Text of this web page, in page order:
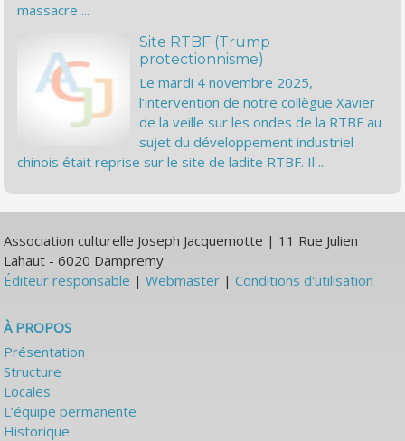
massacre ...
Site RTBF (Trump
protectionnisme)
Le mardi 4 novembre 2025,
l’intervention de notre collègue Xavier
de la veille sur les ondes de la RTBF au
sujet du développement industriel
chinois était reprise sur le site de ladite RTBF. Il ...
Association culturelle Joseph Jacquemotte | 11 Rue Julien
Lahaut - 6020 Dampremy
Éditeur responsable |Webmaster |Conditions d'utilisation
À PROPOS
Présentation
Structure
Locales
L’équipe permanente
Historique